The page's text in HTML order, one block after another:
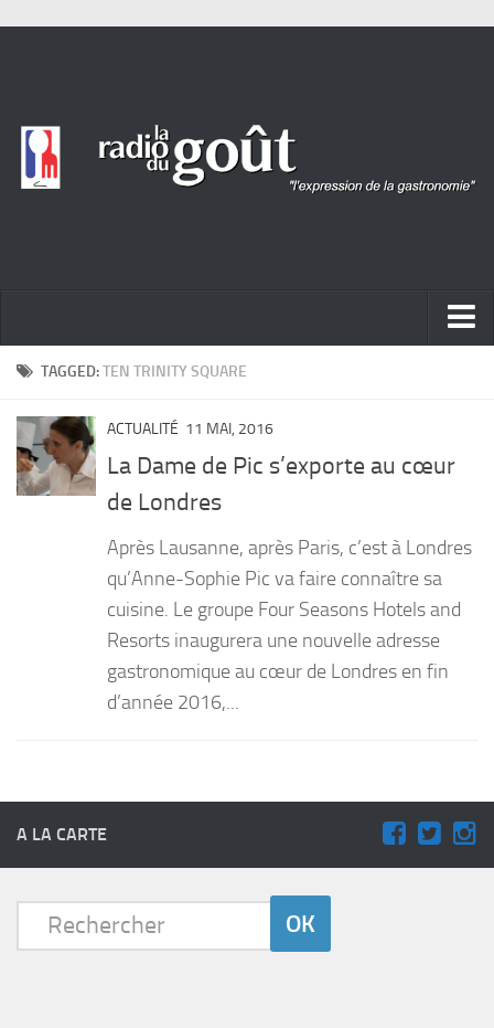
ACTUALITÉ
PORTRAITS
LIVRES
Desserts
TAGGED:TEN TRINITY SQUARE
ACTUALITÉ 11 MAI, 2016
La Dame de Pic s’exporte au cœur
de Londres
Après Lausanne, après Paris, c’est à Londres
qu’Anne-Sophie Pic va faire connaître sa
cuisine. Le groupe Four Seasons Hotels and
Resorts inaugurera une nouvelle adresse
gastronomique au cœur de Londres en fin
d’année 2016,...
A LA CARTE